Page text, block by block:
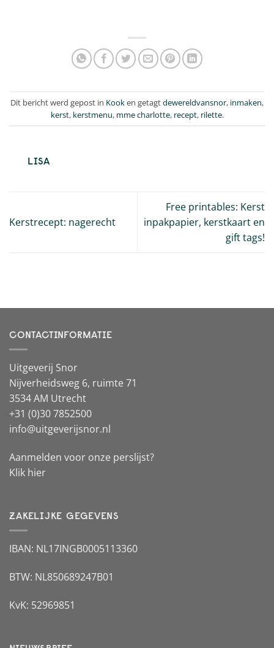
Dit bericht werd gepost in Kooken getagtdewereldvansnor, inmaken,
kerst, kerstmenu, mme charlotte, recept, rilette.
LISA
Kerstrecept: nagerecht
Free printables: Kerst
inpakpapier, kerstkaart en
gift tags!
CONTACTINFORMATIE
Uitgeverij Snor
Nijverheidsweg 6, ruimte 71
3534 AM Utrecht
+31 (0)30 7852500
info@uitgeverijsnor.nl
Aanmelden voor onze perslijst?
Klik hier
ZAKELIJKE GEGEVENS
IBAN: NL17INGB0005113360
BTW: NL850689247B01
KvK: 52969851